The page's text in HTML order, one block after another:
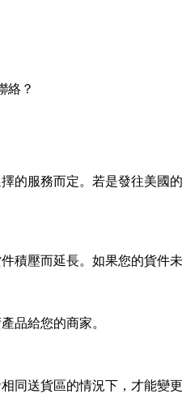
絡？
的服務而定。若是發往美國
積壓而延長。如果您的貨件
品給您的商家。
同送貨區的情況下，才能變